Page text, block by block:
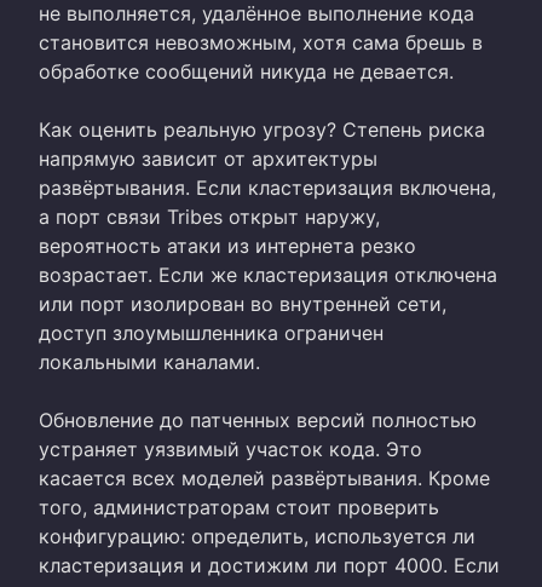
не выполняется, удалённое выполнение кода
становится невозможным, хотя сама брешь в
обработке сообщений никуда не девается.
Как оценить реальную угрозу? Степень риска
напрямую зависит от архитектуры
развёртывания. Если кластеризация включена,
а порт связи Tribes открыт наружу,
вероятность атаки из интернета резко
возрастает. Если же кластеризация отключена
или порт изолирован во внутренней сети,
доступ злоумышленника ограничен
локальными каналами.
Обновление до патченных версий полностью
устраняет уязвимый участок кода. Это
касается всех моделей развёртывания. Кроме
того, администраторам стоит проверить
конфигурацию: определить, используется ли
кластеризация и достижим ли порт 4000. Если